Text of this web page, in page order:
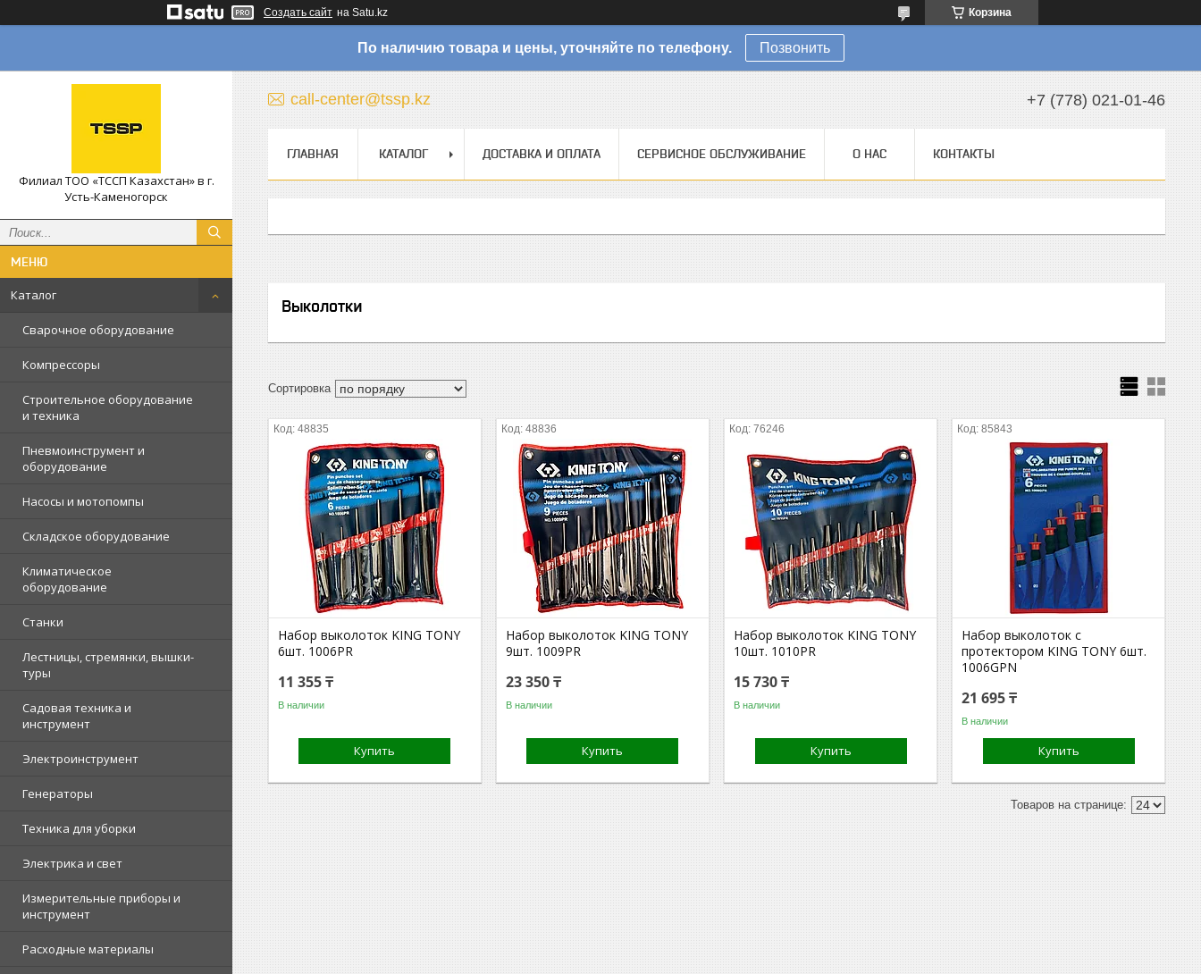
Создать сайт на Satu.kz Корзина
По наличию товара и цены, уточняйте по телефону. Позвонить
Филиал ТОО «ТССП Казахстан» в г.
Усть-Каменогорск
Каталог
Сварочное оборудование
Компрессоры
Строительное оборудование
и техника
Пневмоинструмент и
оборудование
Насосы и мотопомпы
Складское оборудование
Климатическое
оборудование
Станки
Лестницы, стремянки, вышки-
туры
Садовая техника и
инструмент
Электроинструмент
Генераторы
Техника для уборки
Электрика и свет
Измерительные приборы и
инструмент
Расходные материалы
call-center@tssp.kz +7 (778) 021-01-46
ГЛАВНАЯ КАТАЛОГ ДОСТАВКА И ОПЛАТА СЕРВИСНОЕ ОБСЛУЖИВАНИЕ О НАС КОНТАКТЫ
Выколотки
48835
Набор выколоток KING TONY
6шт. 1006PR
11 355 ₸
В наличии
Купить
48836
Набор выколоток KING TONY
9шт. 1009PR
23 350 ₸
В наличии
Купить
76246
Набор выколоток KING TONY
10шт. 1010PR
15 730 ₸
В наличии
Купить
85843
Набор выколоток с
протектором KING TONY 6шт.
1006GPN
21 695 ₸
В наличии
Купить